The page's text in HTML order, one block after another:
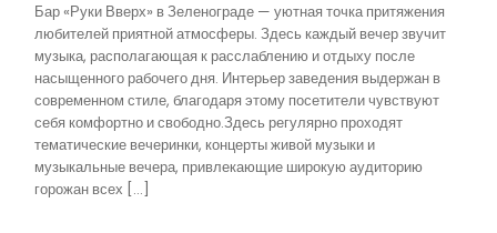
Бар «Руки Вверх» в Зеленограде — уютная точка притяжения
любителей приятной атмосферы. Здесь каждый вечер звучит
музыка, располагающая к расслаблению и отдыху после
насыщенного рабочего дня. Интерьер заведения выдержан в
современном стиле, благодаря этому посетители чувствуют
себя комфортно и свободно.Здесь регулярно проходят
тематические вечеринки, концерты живой музыки и
музыкальные вечера, привлекающие широкую аудиторию
горожан всех […]